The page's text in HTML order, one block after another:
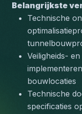
Belangrijkste
Technische
Veiligheids-
bouwlocaties
Technische
specificaties